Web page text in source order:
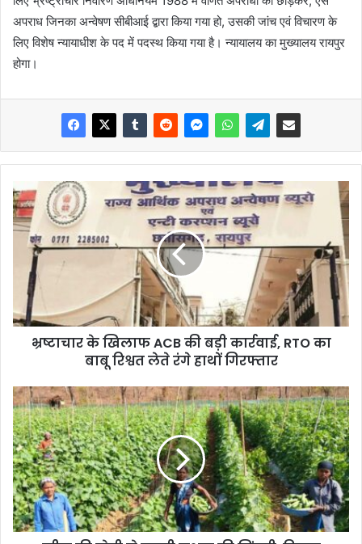
अपराध जिनका अन्वेषण सीबीआई द्बारा किया गया हो, उसकी जांच एवं विचारण के
लिए विशेष न्यायाधीश के पद में पदस्थ किया गया है। न्यायालय का मुख्यालय रायपुर
होगा।
भ्रष्टाचार के खिलाफ ACB की बड़ी कार्रवाई, RTO का
बाबू रिश्वत लेते रंगे हाथों गिरफ्तार